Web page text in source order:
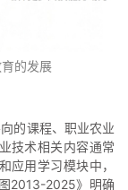
的发展
的课程、职业农业
技术相关内容通常
应用学习模块中，
2013-2025》明确